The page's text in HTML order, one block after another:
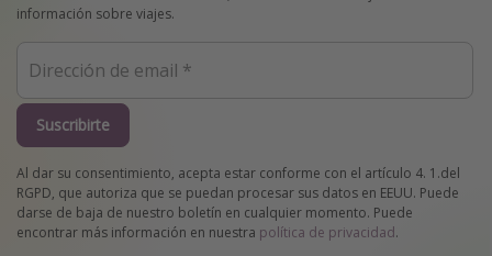
información sobre viajes.
Suscribirte
Al dar su consentimiento, acepta estar conforme con el artículo 4. 1.del
RGPD, que autoriza que se puedan procesar sus datos en EEUU. Puede
darse de baja de nuestro boletín en cualquier momento. Puede
encontrar más información en nuestra política de privacidad.